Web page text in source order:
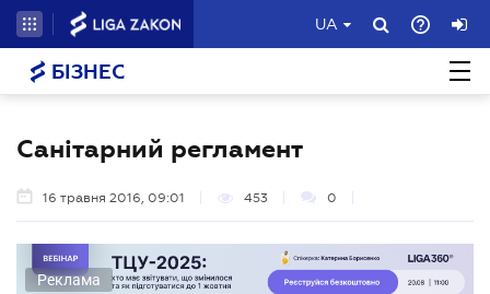
UA
БІЗНЕС
Санітарний регламент
16 травня 2016, 09:01 453 0
Реклама